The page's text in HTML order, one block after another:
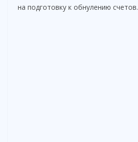
на подготовку к обнулению счетов.